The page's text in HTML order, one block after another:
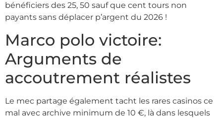
bénéficiers des 25, 50 sauf que cent tours non
payants sans déplacer p’argent du 2026 !
Marco polo victoire:
Arguments de
accoutrement réalistes
Le mec partage également tacht les rares casinos ce
mal avec archive minimum de 10 €, là dans lesquels